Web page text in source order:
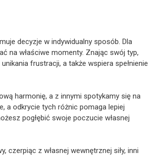
decyzje w indywidualny sposób. Dla
na właściwe momenty. Znając swój typ,
frustracji, a także wspiera spełnienie
harmonię, a z innymi spotykamy się na
a odkrycie tych różnic pomaga lepiej
pogłębić swoje poczucie własnej
czerpiąc z własnej wewnętrznej siły, inni